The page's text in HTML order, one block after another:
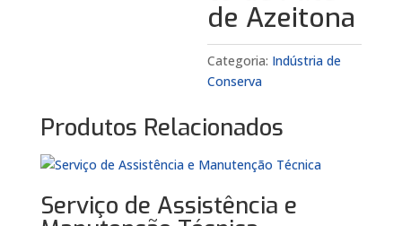
de Azeitona
Categoria: Indústria de
Conserva
Produtos Relacionados
Serviço de Assistência e